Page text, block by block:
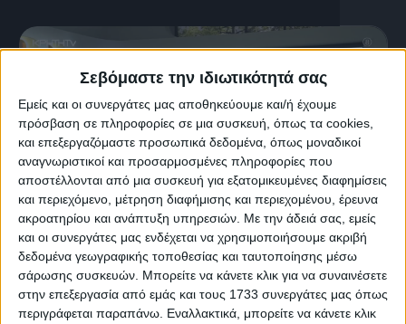
Σεβόμαστε την ιδιωτικότητά σας
Εμείς και οι συνεργάτες μας αποθηκεύουμε και/ή έχουμε
πρόσβαση σε πληροφορίες σε μια συσκευή, όπως τα cookies,
και επεξεργαζόμαστε προσωπικά δεδομένα, όπως μοναδικοί
αναγνωριστικοί και προσαρμοσμένες πληροφορίες που
αποστέλλονται από μια συσκευή για εξατομικευμένες διαφημίσεις
και περιεχόμενο, μέτρηση διαφήμισης και περιεχομένου, έρευνα
ακροατηρίου και ανάπτυξη υπηρεσιών. Με την άδειά σας, εμείς
και οι συνεργάτες μας ενδέχεται να χρησιμοποιήσουμε ακριβή
δεδομένα γεωγραφικής τοποθεσίας και ταυτοποίησης μέσω
σάρωσης συσκευών. Μπορείτε να κάνετε κλικ για να συναινέσετε
στην επεξεργασία από εμάς και τους 1733 συνεργάτες μας όπως
περιγράφεται παραπάνω. Εναλλακτικά, μπορείτε να κάνετε κλικ
15 Ιουλίου, 2026
ΚΑΛΟ ΜΕΣΗΜΕΡΙ 15.07.2026